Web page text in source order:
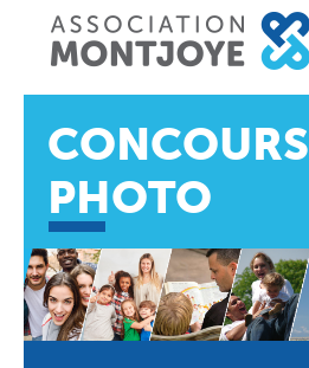
CONCOURS
PHOTO